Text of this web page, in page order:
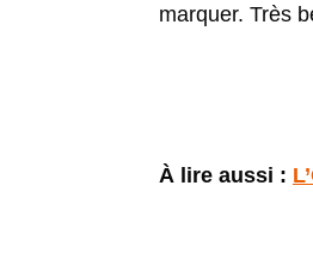
marquer. Très
À lire aussi :